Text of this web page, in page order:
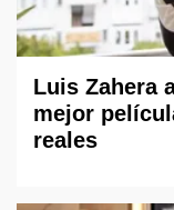
Luis Zahera
mejor
reales